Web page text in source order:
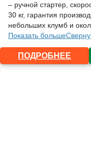
– ручной стартер,
30 кг, гарантия
небольших клумб и
Показать больше
ПОДРОБНЕЕ